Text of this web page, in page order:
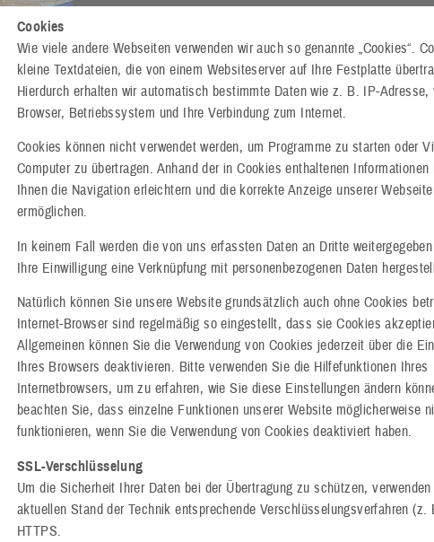
Cookies
Wie viele andere Webseiten verwenden wir auch so genannte „Cookies“.
kleine Textdateien, die von einem Websiteserver auf Ihre Festplatte
Hierdurch erhalten wir automatisch bestimmte Daten wie z. B. IP-Adresse,
Browser, Betriebssystem und Ihre Verbindung zum Internet.
Cookies können nicht verwendet werden, um Programme zu starten oder
Computer zu übertragen. Anhand der in Cookies enthaltenen Informationen
Ihnen die Navigation erleichtern und die korrekte Anzeige unserer
ermöglichen.
In keinem Fall werden die von uns erfassten Daten an Dritte
Ihre Einwilligung eine Verknüpfung mit personenbezogenen Daten
Natürlich können Sie unsere Website grundsätzlich auch ohne Cookies
Internet-Browser sind regelmäßig so eingestellt, dass sie Cookies
Allgemeinen können Sie die Verwendung von Cookies jederzeit über die
Ihres Browsers deaktivieren. Bitte verwenden Sie die Hilfefunktionen Ihres
Internetbrowsers, um zu erfahren, wie Sie diese Einstellungen ändern
beachten Sie, dass einzelne Funktionen unserer Website möglicherweise
funktionieren, wenn Sie die Verwendung von Cookies deaktiviert haben.
SSL-Verschlüsselung
Um die Sicherheit Ihrer Daten bei der Übertragung zu schützen,
aktuellen Stand der Technik entsprechende Verschlüsselungsverfahren (z.
HTTPS.